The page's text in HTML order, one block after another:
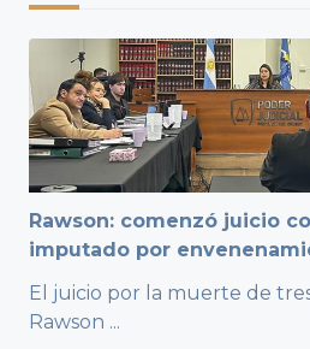
Rawson: comenzó juicio
imputado por
El juicio por la muerte de
Rawson ...